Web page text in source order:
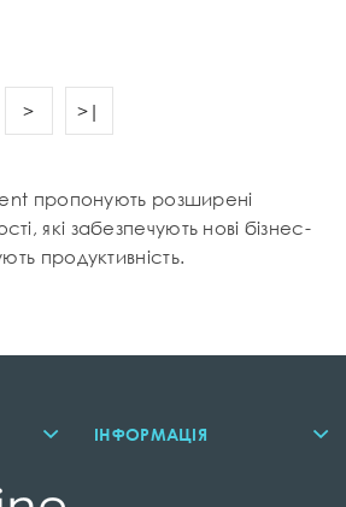
> >|
пропонують розширені
які забезпечують нові бізнес-
продуктивність.
ІНФОРМАЦІЯ